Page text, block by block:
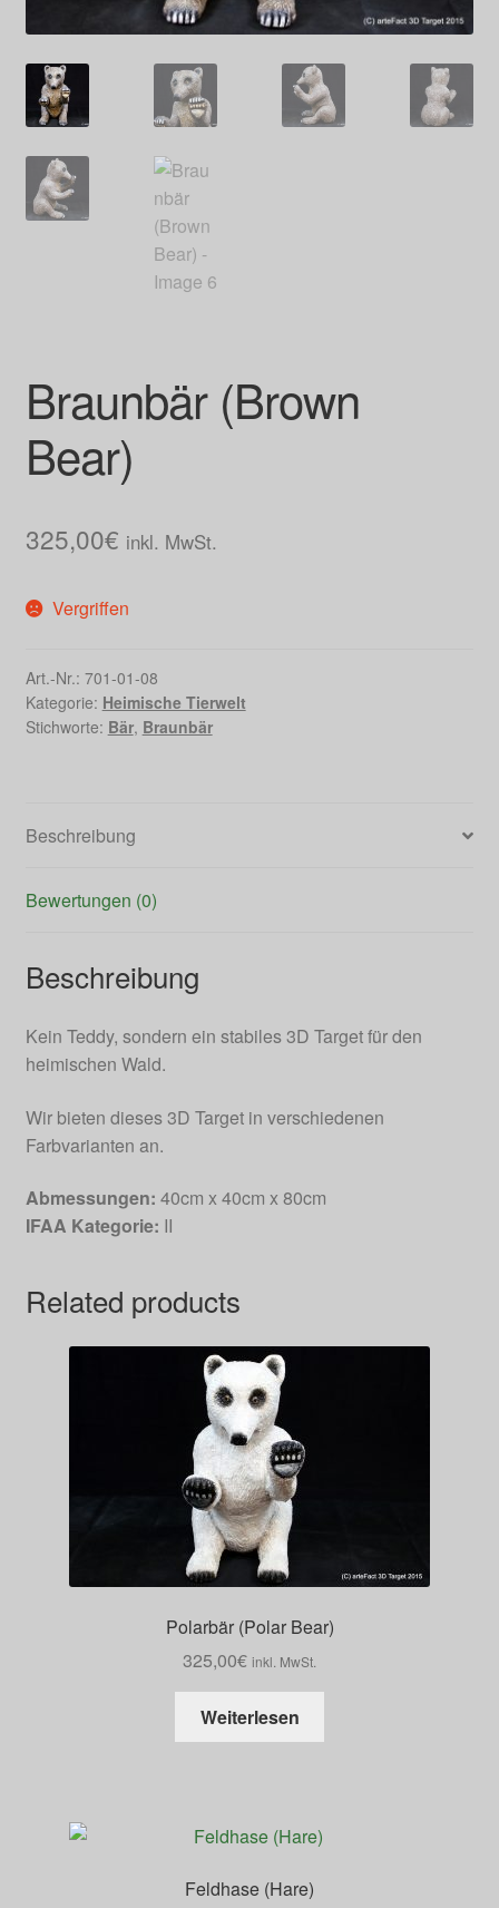
Braunbär (Brown
Bear)
325,00€ inkl. MwSt.
Vergriffen
Art.-Nr.: 701-01-08
Kategorie: Heimische Tierwelt
Stichworte: Bär, Braunbär
Beschreibung
Bewertungen (0)
Beschreibung
Kein Teddy, sondern ein stabiles 3D Target für den
heimischen Wald.
Wir bieten dieses 3D Target in verschiedenen
Farbvarianten an.
Abmessungen: 40cm x 40cm x 80cm
IFAA Kategorie: II
Related products
Polarbär (Polar Bear)
325,00€ inkl. MwSt.
Weiterlesen
Feldhase (Hare)